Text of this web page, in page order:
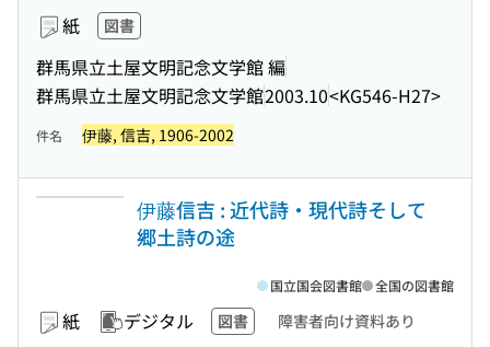
紙 図書
群馬県立土屋文明記念文学館 編
群馬県立土屋文明記念文学館2003.10<KG546-H27>
件名 伊藤, 信吉, 1906-2002
伊藤信吉 : 近代詩・現代詩そして
郷土詩の途
紙 デジタル 図書 障害者向け資料あり
国立国会図書館 全国の図書館